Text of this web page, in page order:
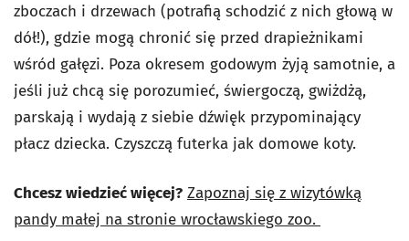
zboczach i drzewach (potrafią schodzić z nich głową w
dół!), gdzie mogą chronić się przed drapieżnikami
wśród gałęzi. Poza okresem godowym żyją samotnie, a
jeśli już chcą się porozumieć, świergoczą, gwiżdżą,
parskają i wydają z siebie dźwięk przypominający
płacz dziecka. Czyszczą futerka jak domowe koty.
Chcesz wiedzieć więcej? Zapoznaj się z wizytówką
pandy małej na stronie wrocławskiego zoo.